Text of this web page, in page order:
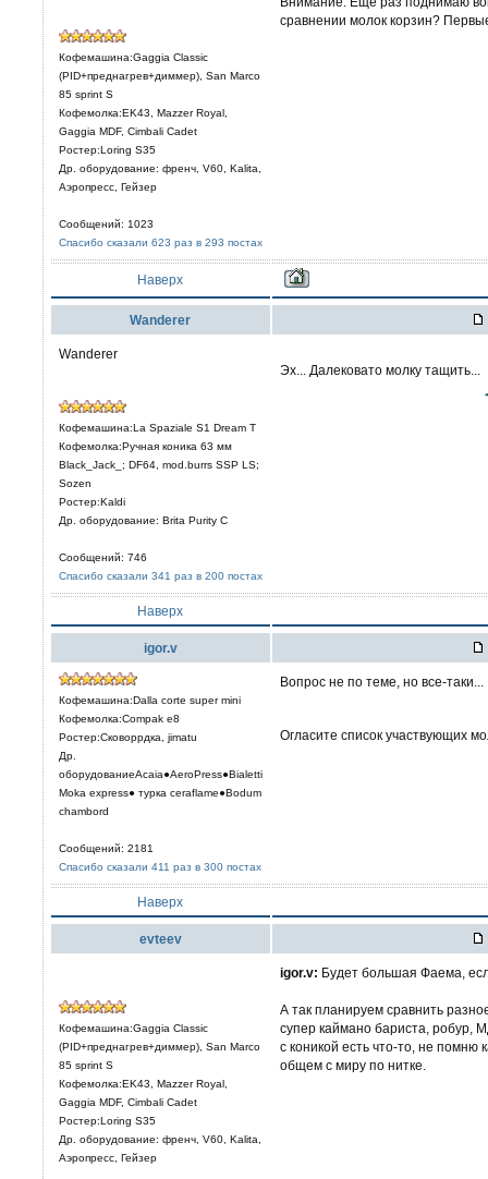
Кофемашина:Gaggia Classic
(PID+преднагрев+диммер), San Marco
85 sprint S
Кофемолка:EK43, Mazzer Royal,
Gaggia MDF, Cimbali Cadet
Ростер:Loring S35
Др. оборудование: френч, V60, Kalita,
Аэропресс, Гейзер
Сообщений: 1023
Спасибо сказали 623 раз в 293 постах
сравнении молок корзин?
Наверх
Wanderer
Wanderer
Кофемашина:La Spaziale S1 Dream T
Кофемолка:Ручная коника 63 мм
Black_Jack_; DF64, mod.burrs SSP LS;
Sozen
Ростер:Kaldi
Др. оборудование: Brita Purity C
Сообщений: 746
Спасибо сказали 341 раз в 200 постах
Эх... Далековато молку тащить...
Наверх
igor.v
Кофемашина:Dalla corte super mini
Кофемолка:Compak e8
Ростер:Сковоррдка, jimatu
Др.
оборудованиеAcaia●AeroPress●Bialetti
Moka express● турка сeraflame●Bodum
chambord
Сообщений: 2181
Спасибо сказали 411 раз в 300 постах
Вопрос не по теме, но все-таки...
Огласите список участвующих
Наверх
evteev
Кофемашина:Gaggia Classic
(PID+преднагрев+диммер), San Marco
85 sprint S
Кофемолка:EK43, Mazzer Royal,
Gaggia MDF, Cimbali Cadet
Ростер:Loring S35
Др. оборудование: френч, V60, Kalita,
Аэропресс, Гейзер
igor.v: Будет большая Фаема,
А так планируем сравнить
супер каймано бариста, робур,
с коникой есть что-то, не
общем с миру по нитке.